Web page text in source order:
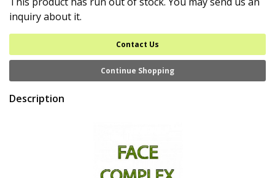
inquiry about it.
Contact Us
Continue Shopping
Description